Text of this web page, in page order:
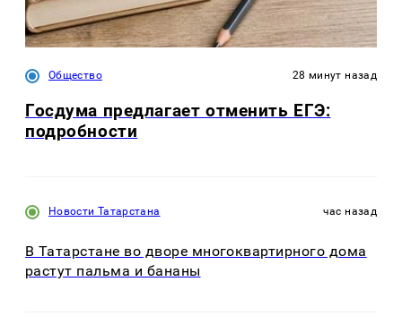
Общество 28 минут назад
Госдума предлагает отменить ЕГЭ:
подробности
Новости Татарстана час назад
В Татарстане во дворе многоквартирного дома
растут пальма и бананы